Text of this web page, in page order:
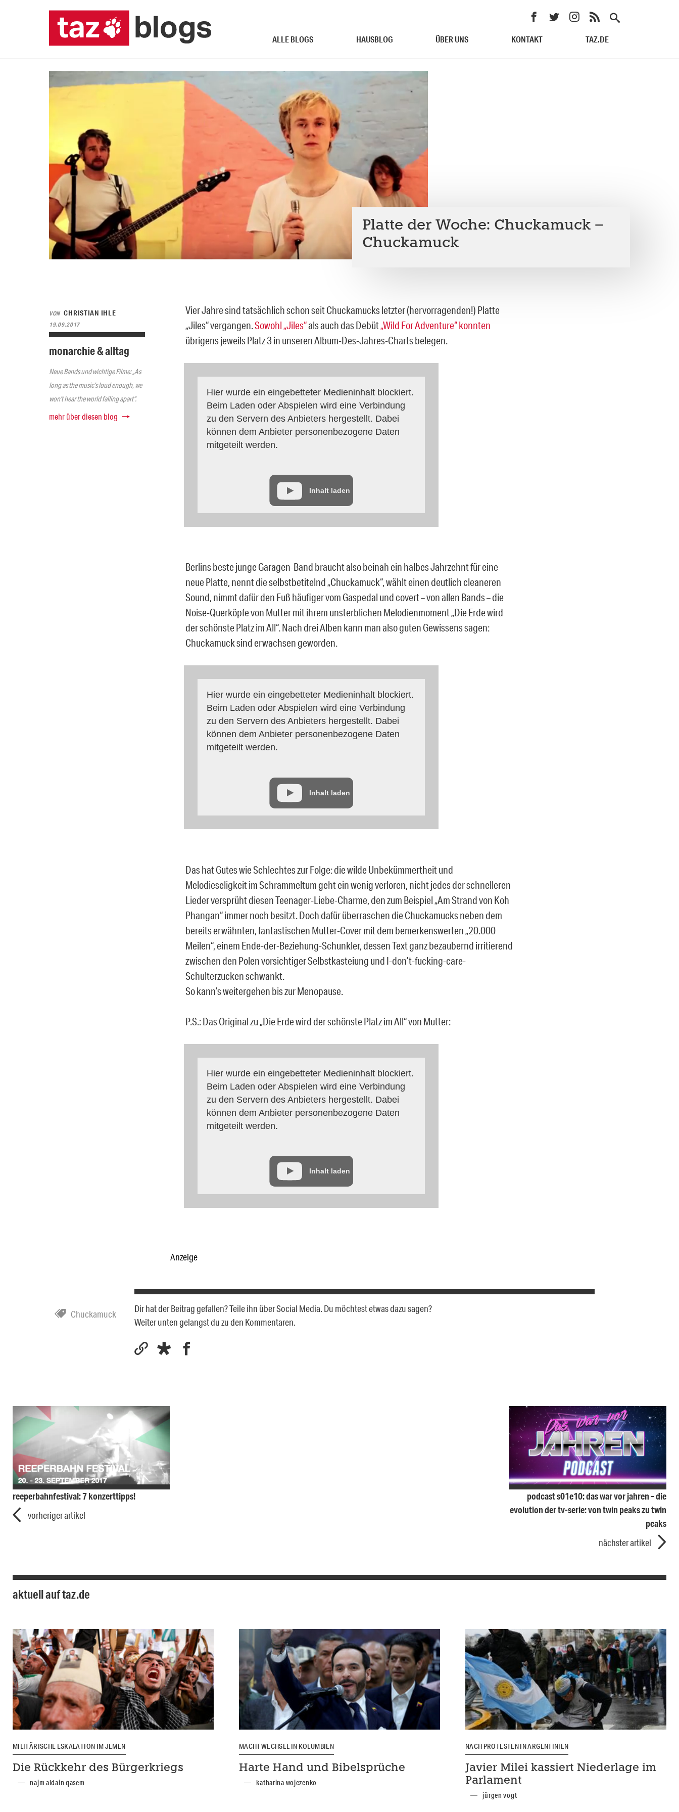
ALLE BLOGS HAUSBLOG ÜBER UNS KONTAKT TAZ.DE
Platte der Woche: Chuckamuck –
Chuckamuck
VON CHRISTIAN IHLE
19.09.2017
monarchie & alltag
Neue Bands und wichtige Filme: „As
long as the music’s loud enough, we
won’t hear the world falling apart“.
mehr über diesen blog
Vier Jahre sind tatsächlich schon seit Chuckamucks letzter (hervorragenden!) Platte
„Jiles“ vergangen.Sowohl „Jiles“als auch das Debüt„Wild For Adventure“ konnten
übrigens jeweils Platz 3 in unseren Album-Des-Jahres-Charts belegen.
Hier wurde ein eingebetteter Medieninhalt blockiert.
Beim Laden oder Abspielen wird eine Verbindung
zu den Servern des Anbieters hergestellt. Dabei
können dem Anbieter personenbezogene Daten
mitgeteilt werden.
Inhalt laden
Berlins beste junge Garagen-Band braucht also beinah ein halbes Jahrzehnt für eine
neue Platte, nennt die selbstbetitelnd „Chuckamuck“, wählt einen deutlich cleaneren
Sound, nimmt dafür den Fuß häufiger vom Gaspedal und covert – von allen Bands – die
Noise-Querköpfe von Mutter mit ihrem unsterblichen Melodienmoment „Die Erde wird
der schönste Platz im All“. Nach drei Alben kann man also guten Gewissens sagen:
Chuckamuck sind erwachsen geworden.
Hier wurde ein eingebetteter Medieninhalt blockiert.
Beim Laden oder Abspielen wird eine Verbindung
zu den Servern des Anbieters hergestellt. Dabei
können dem Anbieter personenbezogene Daten
mitgeteilt werden.
Inhalt laden
Das hat Gutes wie Schlechtes zur Folge: die wilde Unbekümmertheit und
Melodieseligkeit im Schrammeltum geht ein wenig verloren, nicht jedes der schnelleren
Lieder versprüht diesen Teenager-Liebe-Charme, den zum Beispiel „Am Strand von Koh
Phangan“ immer noch besitzt. Doch dafür überraschen die Chuckamucks neben dem
bereits erwähnten, fantastischen Mutter-Cover mit dem bemerkenswerten „20.000
Meilen“, einem Ende-der-Beziehung-Schunkler, dessen Text ganz bezaubernd irritierend
zwischen den Polen vorsichtiger Selbstkasteiung und I-don’t-fucking-care-
Schulterzucken schwankt.
So kann’s weitergehen bis zur Menopause.
P.S.: Das Original zu „Die Erde wird der schönste Platz im All“ von Mutter:
Hier wurde ein eingebetteter Medieninhalt blockiert.
Beim Laden oder Abspielen wird eine Verbindung
zu den Servern des Anbieters hergestellt. Dabei
können dem Anbieter personenbezogene Daten
mitgeteilt werden.
Inhalt laden
Anzeige
Chuckamuck
Dir hat der Beitrag gefallen? Teile ihn über Social Media. Du möchtest etwas dazu sagen?
Weiter unten gelangst du zu den Kommentaren.
reeperbahnfestival: 7 konzerttipps!
vorheriger artikel
podcast s01e10: das war vor jahren – die
evolution der tv-serie: von twin peaks zu twin
peaks
nächster artikel
aktuell auf taz.de
MILITÄRISCHE ESKALATION IM JEMEN
Die Rückkehr des Bürgerkriegs
najm aldain qasem
MACHTWECHSEL IN KOLUMBIEN
Harte Hand und Bibelsprüche
katharina wojczenko
NACH PROTESTEN IN ARGENTINIEN
Javier Milei kassiert Niederlage im
Parlament
jürgen vogt